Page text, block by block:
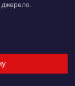
джерело.